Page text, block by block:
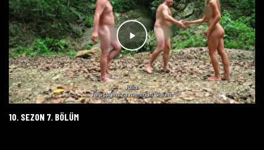
10. SEZON 7. BÖLÜM